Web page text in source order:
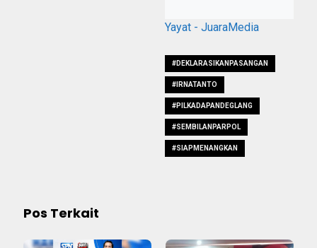
Yayat - JuaraMedia
#DEKLARASIKANPASANGAN
#IRNATANTO
#PILKADAPANDEGLANG
#SEMBILANPARPOL
#SIAPMENANGKAN
Pos Terkait